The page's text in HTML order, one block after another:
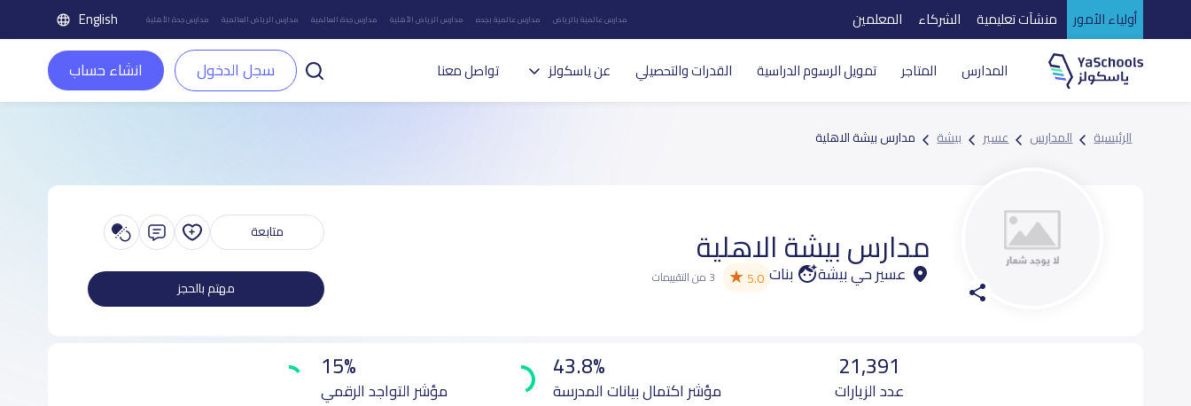
أولياء الأمور منشآت تعليمية الشركاء المعلمين مدارس عالمية بالرياض مدارس عالمية بجده مدارس الرياض الأهلية مدارس جدة العالمية مدارس الرياض العالمية مدارس جدة الأهلية English
المدارس المتاجر تمويل الرسوم الدراسية القدرات والتحصيلي عن ياسكولز تواصل معنا سجل الدخول انشاء حساب
الرئيسية المدارس عسير بيشة مدارس بيشة الاهلية
مدارس بيشة الاهلية
عسير حي بيشة بنات 5.0
★ 3 من التقييمات
متابعة
مهتم بالحجز
21,391
عدد الزيارات
43.8%
مؤشر اكتمال بيانات المدرسة
15%
مؤشر التواجد الرقمي